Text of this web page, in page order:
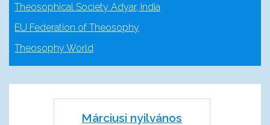
Theosophical Society Adyar, India
EU Federation of Theosophy
Theosophy World
Márciusi nyilvános